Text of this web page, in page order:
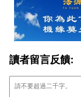
讀者留言反饋: